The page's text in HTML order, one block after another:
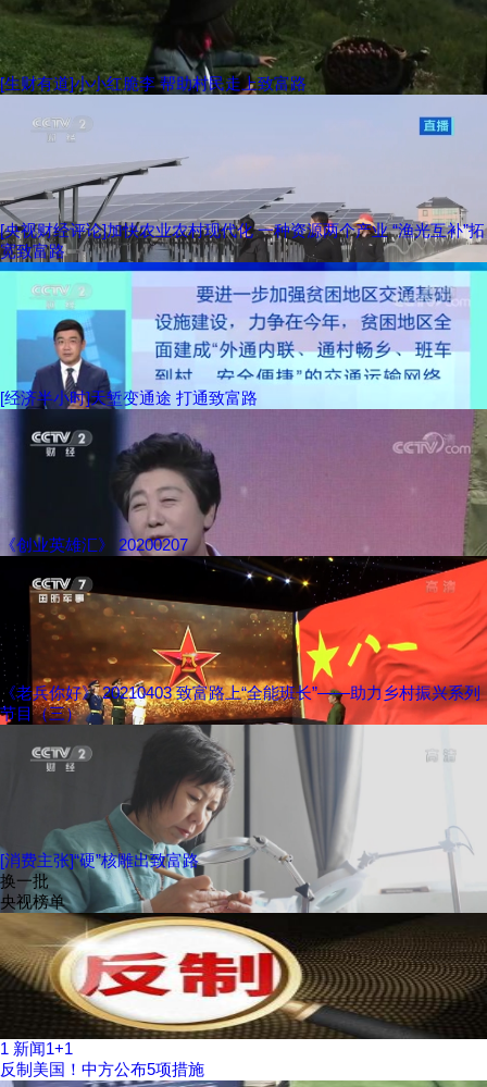
[生财有道]小小红脆李 帮助村民走上致富路
[央视财经评论]加快农业农村现代化 一种资源两个产业 “渔光互补”拓
宽致富路
[经济半小时]天堑变通途 打通致富路
《创业英雄汇》 20200207
《老兵你好》 20210403 致富路上“全能班长”——助力乡村振兴系列
节目（三）
[消费主张]“硬”核雕出致富路
换一批
央视榜单
1 新闻1+1
反制美国！中方公布5项措施